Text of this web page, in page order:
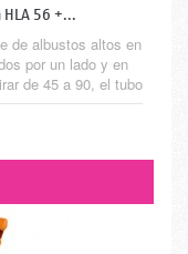
56 +...
de albustos altos en
por un lado y en
de 45 a 90, el tubo
Longitud en
210 cm, peso 3,8